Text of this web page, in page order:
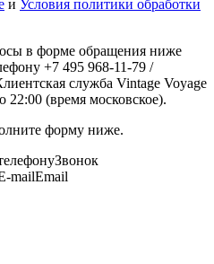
и Условия политики обработки
в форме обращения ниже
+7 495 968-11-79 /
служба Vintage Voyage
22:00 (время московское).
форму ниже.
Звонок
mailEmail